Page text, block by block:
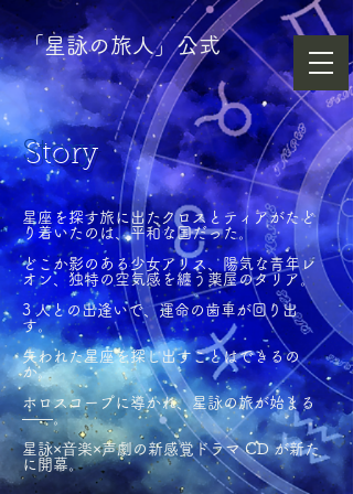
​「星詠の旅人」公式
Story
星座を探す旅に出たクロスとティアがたど
り着いたのは、平和な国だった。
どこか影のある少女アリス、陽気な青年レ
オン、独特の空気感を纏う薬屋のタリア。
3 人との出逢いで、運命の歯車が回り出
す。
失われた星座を探し出すことはできるの
か。
ホロスコープに導かれ、星詠の旅が始まる
――。
星詠×⾳楽×声劇の新感覚ドラマ CD が新た
に開幕。